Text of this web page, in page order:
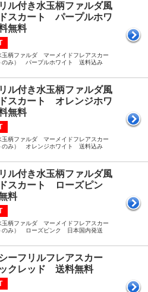
ル付き水玉柄ファルダ風
スカート パープルホワ
無料
玉柄ファルダ マーメイドフレアスカー
のみ） パープルホワイト 送料込み
ル付き水玉柄ファルダ風
スカート オレンジホワ
無料
玉柄ファルダ マーメイドフレアスカー
のみ） オレンジホワイト 送料込み
ル付き水玉柄ファルダ風
スカート ローズピン
料
玉柄ファルダ マーメイドフレアスカー
のみ） ローズピンク 日本国内発送
ーフリルフレアスカー
クレッド 送料無料